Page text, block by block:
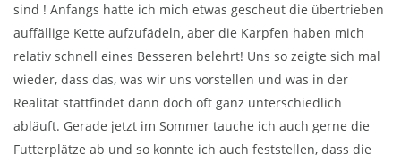
sind ! Anfangs hatte ich mich etwas gescheut die übertrieben
auffällige Kette aufzufädeln, aber die Karpfen haben mich
relativ schnell eines Besseren belehrt! Uns so zeigte sich mal
wieder, dass das, was wir uns vorstellen und was in der
Realität stattfindet dann doch oft ganz unterschiedlich
abläuft. Gerade jetzt im Sommer tauche ich auch gerne die
Futterplätze ab und so konnte ich auch feststellen, dass die